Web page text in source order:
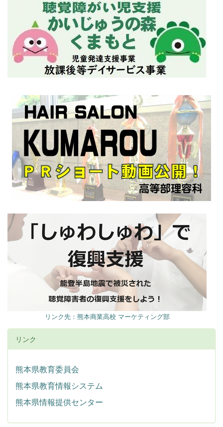
リンク先：熊本商業高校 マーケティング部
リンク
熊本県教育委員会
熊本県教育情報システム
熊本県情報提供センター